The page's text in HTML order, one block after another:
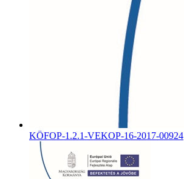
KÖFOP-1.2.1-VEKOP-16-2017-00924